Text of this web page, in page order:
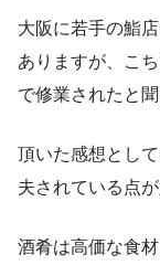
大阪に若手の鮨
ありますが、こ
で修業されたと
頂いた感想とし
夫されている点が
酒肴は高価な食